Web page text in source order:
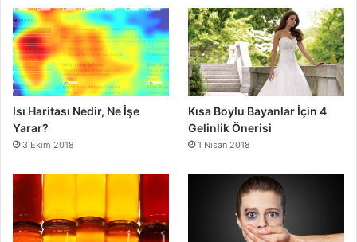
Isı Haritası Nedir, Ne İşe
Yarar?
3 Ekim 2018
Kısa Boylu Bayanlar İçin 4
Gelinlik Önerisi
1 Nisan 2018